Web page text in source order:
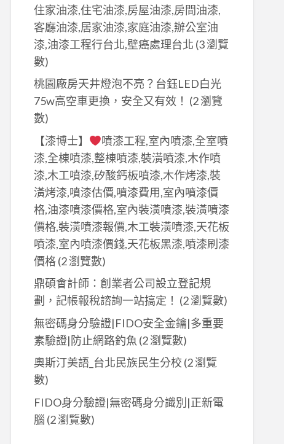
住家油漆,住宅油漆,房屋油漆,房間油漆,
客廳油漆,居家油漆,家庭油漆,辦公室油
漆,油漆工程行台北,壁癌處理台北 (3 瀏覽
數)
桃園廠房天井燈泡不亮？台鈺LED白光
75w高空車更換，安全又有效！ (2 瀏覽
數)
【漆博士】
噴漆工程,室內噴漆,全室噴
漆,全棟噴漆,整棟噴漆,裝潢噴漆,木作噴
漆,木工噴漆,矽酸鈣板噴漆,木作烤漆,裝
潢烤漆,噴漆估價,噴漆費用,室內噴漆價
格,油漆噴漆價格,室內裝潢噴漆,裝潢噴漆
價格,裝潢噴漆報價,木工裝潢噴漆,天花板
噴漆,室內噴漆價錢,天花板黑漆,噴漆刷漆
價格(2 瀏覽數)
鼎碩會計師：創業者公司設立登記規
劃，記帳報稅諮詢一站搞定！ (2 瀏覽數)
無密碼身分驗證|FIDO安全金鑰|多重要
素驗證|防止網路釣魚 (2 瀏覽數)
奧斯汀美語_台北民族民生分校 (2 瀏覽
數)
FIDO身分驗證|無密碼身分識別|正新電
腦 (2 瀏覽數)